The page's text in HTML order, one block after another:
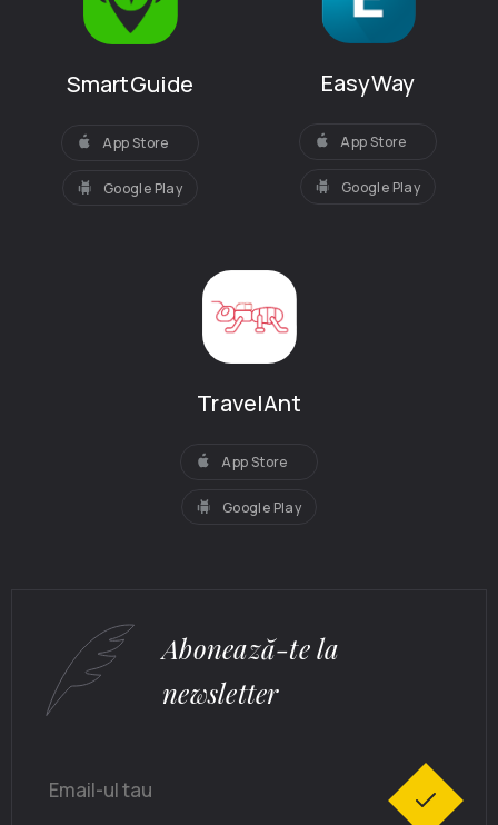
SmartGuide
App Store
Google Play
EasyWay
App Store
Google Play
TravelAnt
App Store
Google Play
Abonează-te la
newsletter